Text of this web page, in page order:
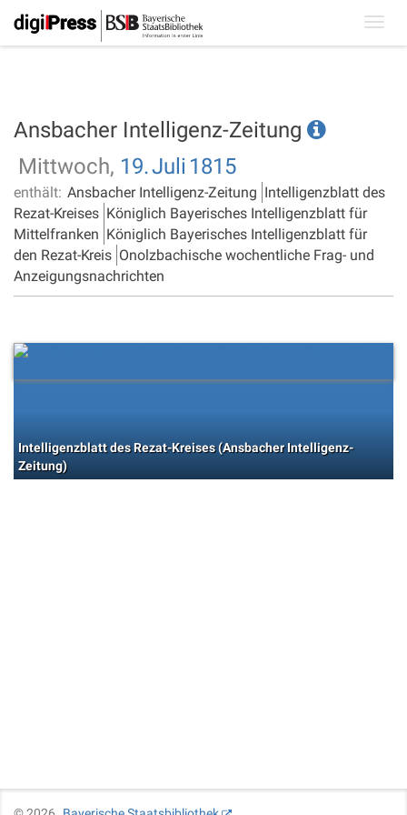
Ansbacher Intelligenz-Zeitung
Mittwoch, 19.Juli 1815
enthält: Ansbacher Intelligenz-Zeitung Intelligenzblatt des
Rezat-Kreises Königlich Bayerisches Intelligenzblatt für
Mittelfranken Königlich Bayerisches Intelligenzblatt für
den Rezat-Kreis Onolzbachische wochentliche Frag- und
Anzeigungsnachrichten
Intelligenzblatt des Rezat-Kreises (Ansbacher Intelligenz-
Zeitung)